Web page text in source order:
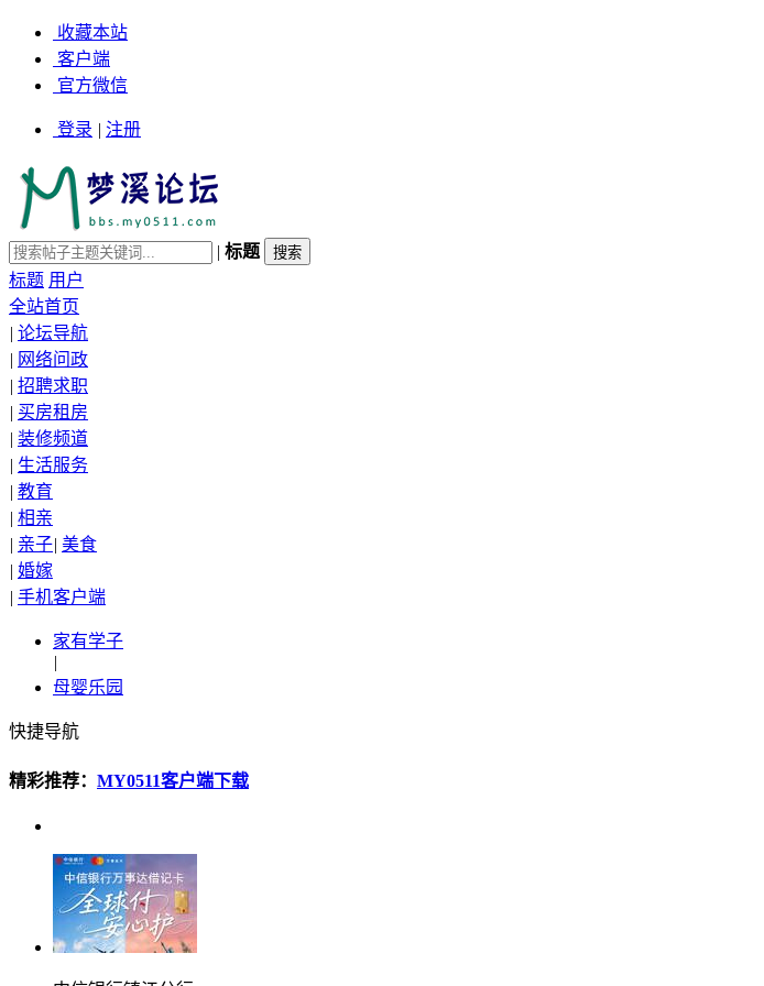
收藏本站
客户端
官方微信
登录 | 注册
| 标题
标题 用户
全站首页
| 论坛导航
| 网络问政
| 招聘求职
| 买房租房
| 装修频道
| 生活服务
| 教育
| 相亲
| 亲子| 美食
| 婚嫁
| 手机客户端
家有学子
|
母婴乐园
快捷导航
精彩推荐： MY0511客户端下载